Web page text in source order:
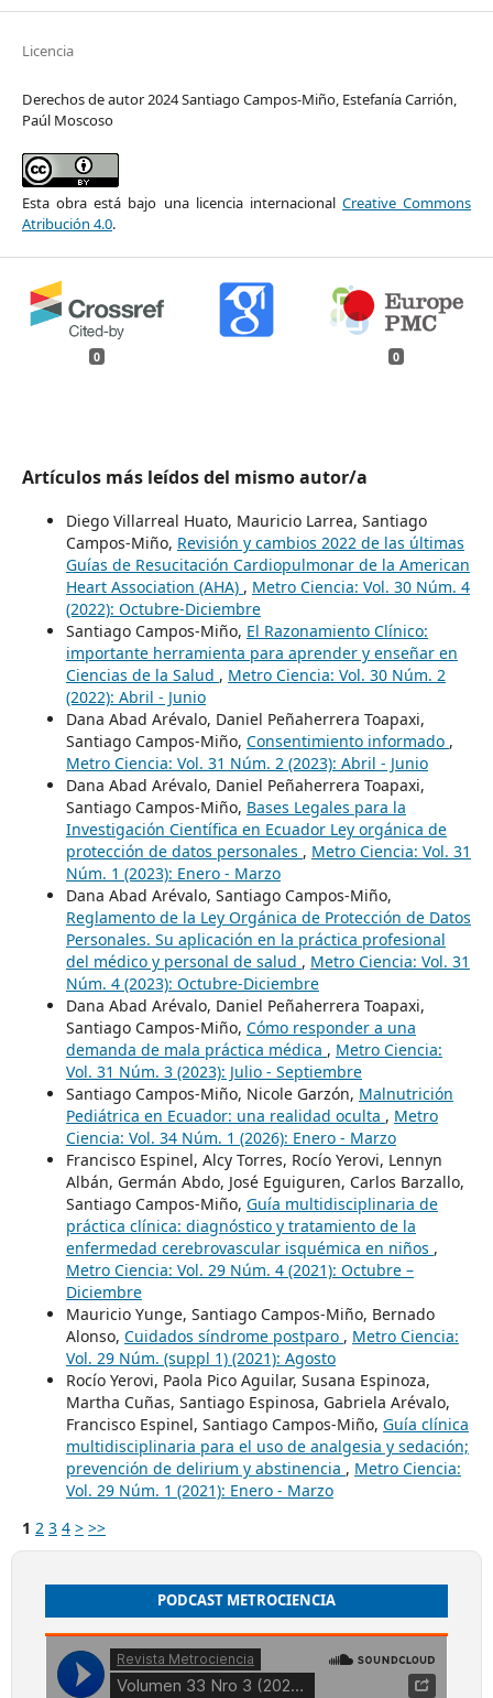
Licencia
Derechos de autor 2024 Santiago Campos-Miño, Estefanía Carrión,
Paúl Moscoso
Esta obra está bajo una licencia internacional Creative Commons
Atribución 4.0.
0 0
Artículos más leídos del mismo autor/a
Diego Villarreal Huato, Mauricio Larrea, Santiago
Campos-Miño, Revisión y cambios 2022 de las últimas
Guías de Resucitación Cardiopulmonar de la American
Heart Association (AHA) , Metro Ciencia: Vol. 30 Núm. 4
(2022): Octubre-Diciembre
Santiago Campos-Miño, El Razonamiento Clínico:
importante herramienta para aprender y enseñar en
Ciencias de la Salud , Metro Ciencia: Vol. 30 Núm. 2
(2022): Abril - Junio
Dana Abad Arévalo, Daniel Peñaherrera Toapaxi,
Santiago Campos-Miño, Consentimiento informado ,
Metro Ciencia: Vol. 31 Núm. 2 (2023): Abril - Junio
Dana Abad Arévalo, Daniel Peñaherrera Toapaxi,
Santiago Campos-Miño, Bases Legales para la
Investigación Científica en Ecuador Ley orgánica de
protección de datos personales , Metro Ciencia: Vol. 31
Núm. 1 (2023): Enero - Marzo
Dana Abad Arévalo, Santiago Campos-Miño,
Reglamento de la Ley Orgánica de Protección de Datos
Personales. Su aplicación en la práctica profesional
del médico y personal de salud , Metro Ciencia: Vol. 31
Núm. 4 (2023): Octubre-Diciembre
Dana Abad Arévalo, Daniel Peñaherrera Toapaxi,
Santiago Campos-Miño, Cómo responder a una
demanda de mala práctica médica , Metro Ciencia:
Vol. 31 Núm. 3 (2023): Julio - Septiembre
Santiago Campos-Miño, Nicole Garzón, Malnutrición
Pediátrica en Ecuador: una realidad oculta , Metro
Ciencia: Vol. 34 Núm. 1 (2026): Enero - Marzo
Francisco Espinel, Alcy Torres, Rocío Yerovi, Lennyn
Albán, Germán Abdo, José Eguiguren, Carlos Barzallo,
Santiago Campos-Miño, Guía multidisciplinaria de
práctica clínica: diagnóstico y tratamiento de la
enfermedad cerebrovascular isquémica en niños ,
Metro Ciencia: Vol. 29 Núm. 4 (2021): Octubre –
Diciembre
Mauricio Yunge, Santiago Campos-Miño, Bernado
Alonso, Cuidados síndrome postparo , Metro Ciencia:
Vol. 29 Núm. (suppl 1) (2021): Agosto
Rocío Yerovi, Paola Pico Aguilar, Susana Espinoza,
Martha Cuñas, Santiago Espinosa, Gabriela Arévalo,
Francisco Espinel, Santiago Campos-Miño, Guía clínica
multidisciplinaria para el uso de analgesia y sedación;
prevención de delirium y abstinencia , Metro Ciencia:
Vol. 29 Núm. 1 (2021): Enero - Marzo
1 2 3 4 > >>
PODCAST METROCIENCIA